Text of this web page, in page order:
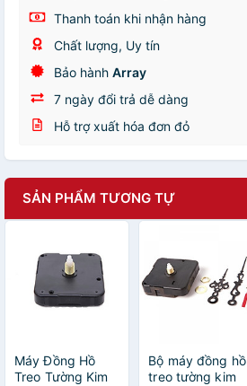
Thanh toán khi nhận hàng
Chất lượng, Uy tín
Bảo hành Array
7 ngày đổi trả dễ dàng
Hỗ trợ xuất hóa đơn đỏ
SẢN PHẨM TƯƠNG TỰ
Máy Đồng Hồ
Treo Tường Kim
Bộ máy đồng hồ
treo tường kim